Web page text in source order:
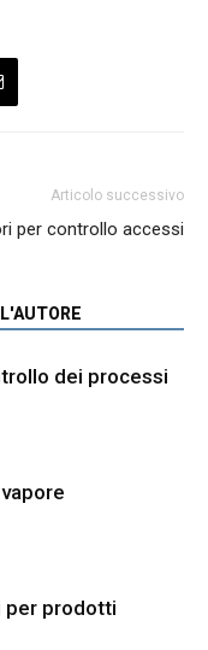
Articolo successivo
per controllo accessi
dei processi
per prodotti